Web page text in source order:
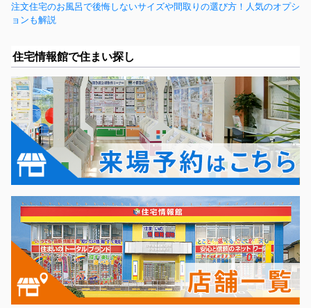
注文住宅のお風呂で後悔しないサイズや間取りの選び方！人気のオプシ
ョンも解説
住宅情報館で住まい探し